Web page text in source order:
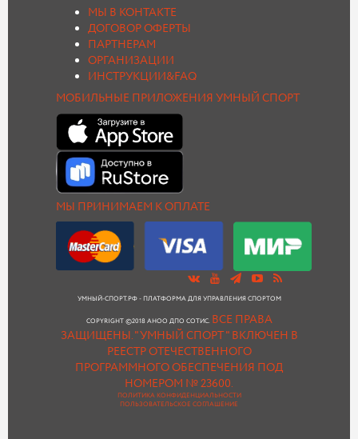
МЫ В КОНТАКТЕ
ДОГОВОР ОФЕРТЫ
ПАРТНЕРАМ
ОРГАНИЗАЦИИ
ИНСТРУКЦИИ&FAQ
МОБИЛЬНЫЕ ПРИЛОЖЕНИЯ УМНЫЙ СПОРТ
МЫ ПРИНИМАЕМ К ОПЛАТЕ
УМНЫЙ-СПОРТ.РФ - ПЛАТФОРМА ДЛЯ УПРАВЛЕНИЯ СПОРТОМ
COPYRIGHT ©2018 АНОО ДПО СОТИС. ВСЕ ПРАВА
ЗАЩИЩЕНЫ."УМНЫЙ СПОРТ " ВКЛЮЧЕН В
РЕЕСТР ОТЕЧЕСТВЕННОГО
ПРОГРАММНОГО ОБЕСПЕЧЕНИЯ ПОД
НОМЕРОМ № 23600.
ПОЛИТИКА КОНФИДЕНЦИАЛЬНОСТИ
ПОЛЬЗОВАТЕЛЬСКОЕ СОГЛАШЕНИЕ